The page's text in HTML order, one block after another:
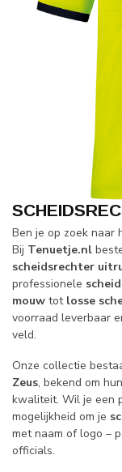
Ben je op zoek naar
Bij Tenuetje.nl
scheidsrechter
professionele
mouw tot losse
voorraad leverbaar
veld.
Onze collectie
Zeus, bekend om
kwaliteit. Wil je een
mogelijkheid om je
met naam of logo –
officials.